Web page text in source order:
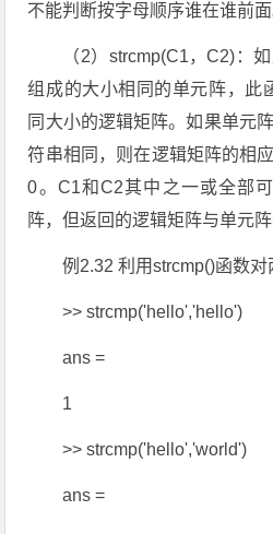
不能判断按字母顺序谁在谁前面
（2）strcmp(C1，C2)：
组成的大小相同的单元阵，此
同大小的逻辑矩阵。如果单元
符串相同，则在逻辑矩阵的相
0。C1和C2其中之一或全部
阵，但返回的逻辑矩阵与单元阵
例2.32 利用strcmp()函数对
>> strcmp('hello','hello')
ans =
1
>> strcmp('hello','world')
ans =